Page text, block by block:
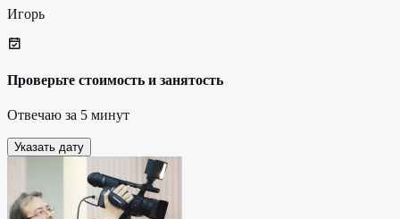
Игорь
Проверьте стоимость и занятость
Отвечаю за 5 минут
Указать дату